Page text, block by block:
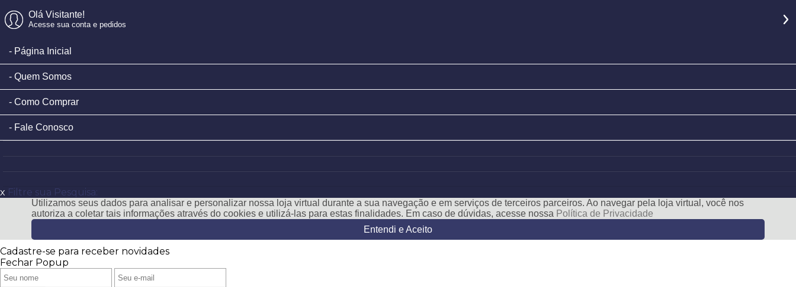
Olá Visitante!
Acesse sua conta e pedidos
Página Inicial
Quem Somos
Como Comprar
Fale Conosco
x Filtre sua Pesquisa:
Utilizamos seus dados para analisar e personalizar nossa loja virtual durante a sua navegação e em serviços de terceiros parceiros. Ao navegar pela loja virtual, você nos
autoriza a coletar tais informações através do cookies e utilizá-las para estas finalidades. Em caso de dúvidas, acesse nossa Política de Privacidade
Entendi e Aceito
Cadastre-se para receber novidades
Fechar Popup